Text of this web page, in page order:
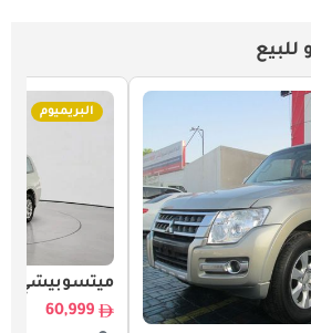
البريميوم
ميتسوبيشي
60,999